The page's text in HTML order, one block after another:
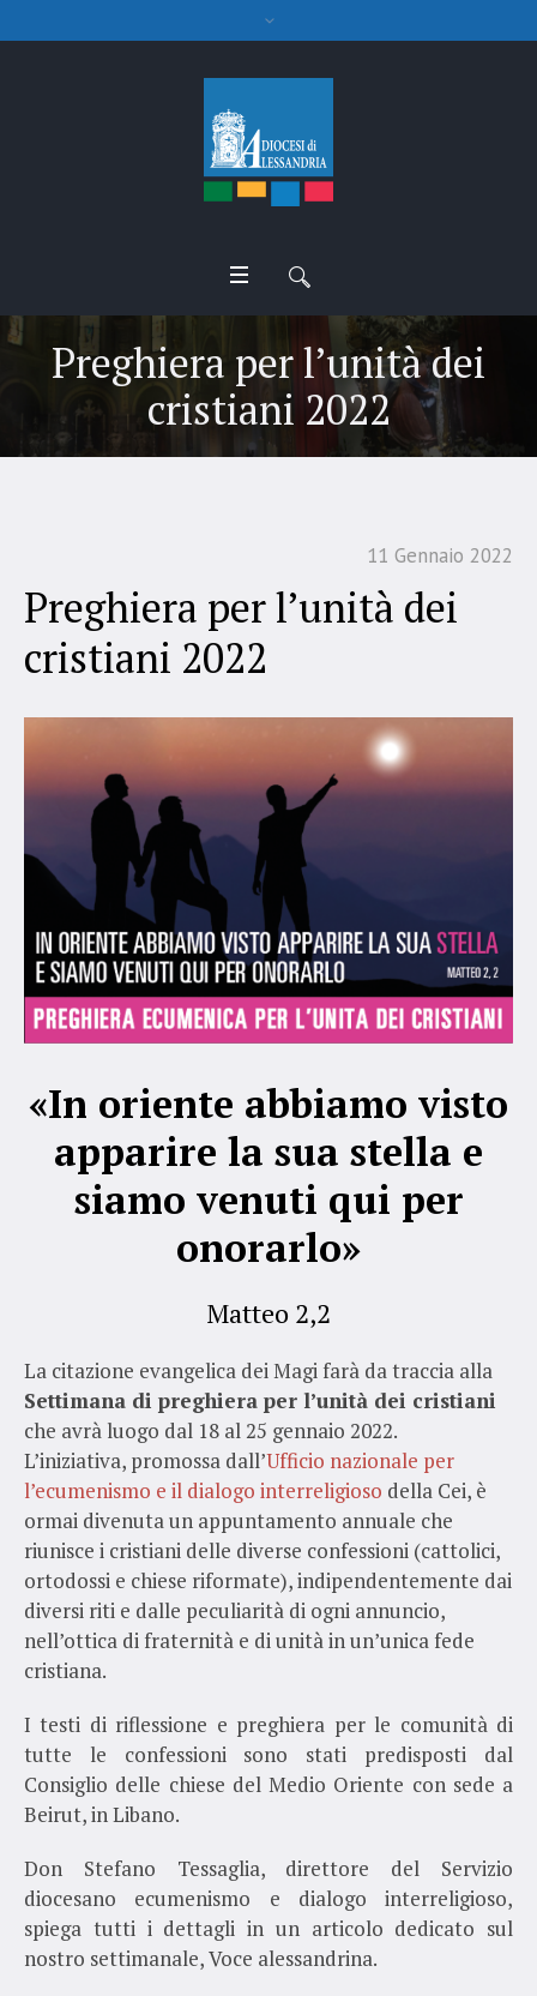
Preghiera per l’unità dei
cristiani 2022
11 Gennaio 2022
Preghiera per l’unità dei
cristiani 2022
«In oriente abbiamo visto
apparire la sua stella e
siamo venuti qui per
onorarlo»
Matteo 2,2
La citazione evangelica dei Magi farà da traccia alla
Settimana di preghiera per l’unità dei cristiani
che avrà luogo dal 18 al 25 gennaio 2022.
L’iniziativa, promossa dall’Ufficio nazionale per
l’ecumenismo e il dialogo interreligioso della Cei, è
ormai divenuta un appuntamento annuale che
riunisce i cristiani delle diverse confessioni (cattolici,
ortodossi e chiese riformate), indipendentemente dai
diversi riti e dalle peculiarità di ogni annuncio,
nell’ottica di fraternità e di unità in un’unica fede
cristiana.
I testi di riflessione e preghiera per le comunità di
tutte le confessioni sono stati predisposti dal
Consiglio delle chiese del Medio Oriente con sede a
Beirut, in Libano.
Don Stefano Tessaglia, direttore del Servizio
diocesano ecumenismo e dialogo interreligioso,
spiega tutti i dettagli in un articolo dedicato sul
nostro settimanale, Voce alessandrina.